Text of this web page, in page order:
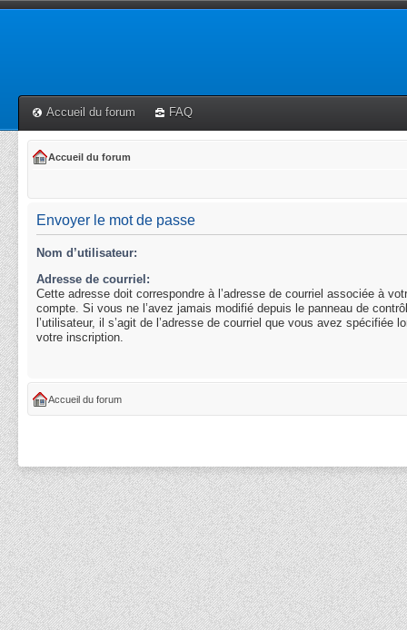
Accueil du forum FAQ
Accueil du forum
Envoyer le mot de passe
Nom d’utilisateur:
Adresse de courriel:
Cette adresse doit correspondre à l’adresse de courriel associée à
compte. Si vous ne l’avez jamais modifié depuis le panneau de
l’utilisateur, il s’agit de l’adresse de courriel que vous avez spécifiée
votre inscription.
Accueil du forum